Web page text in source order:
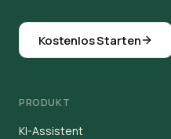
Kostenlos Starten
PRODUKT
KI-Assistent